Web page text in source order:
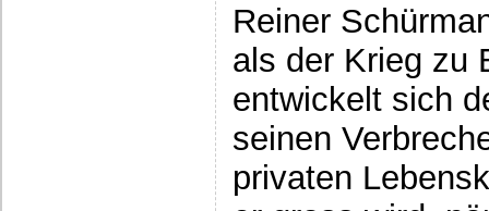
Reiner
als der Krieg zu
entwickelt sich
seinen
privaten